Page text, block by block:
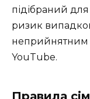
підібраний
ризик
неприйнятним
YouTube.
Правила